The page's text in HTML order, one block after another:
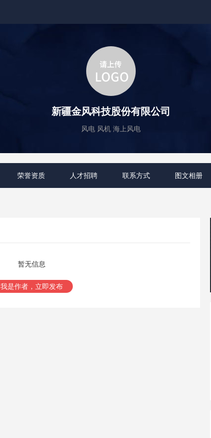
新疆金风科技股份有限公司
风电 风机 海上风电
荣誉资质 人才招聘 联系方式 图文相册
暂无信息
我是作者，立即发布